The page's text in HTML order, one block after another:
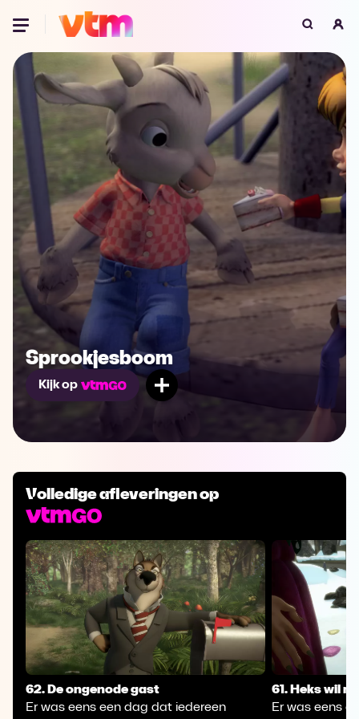
Voor je onze programma's gaat ontdekken,
best je browser updaten of hieronder één
van de ondersteunde browsers
downloaden.
Google Chrome Download
Firefox Download
Safari
Microsoft Edge Download
Opera Download
Sprookjesboom
Kijk op
Volledige afleveringen op
62. De ongenode gast
Er was eens een dag dat iedereen
61. Heks wil
Er was eens